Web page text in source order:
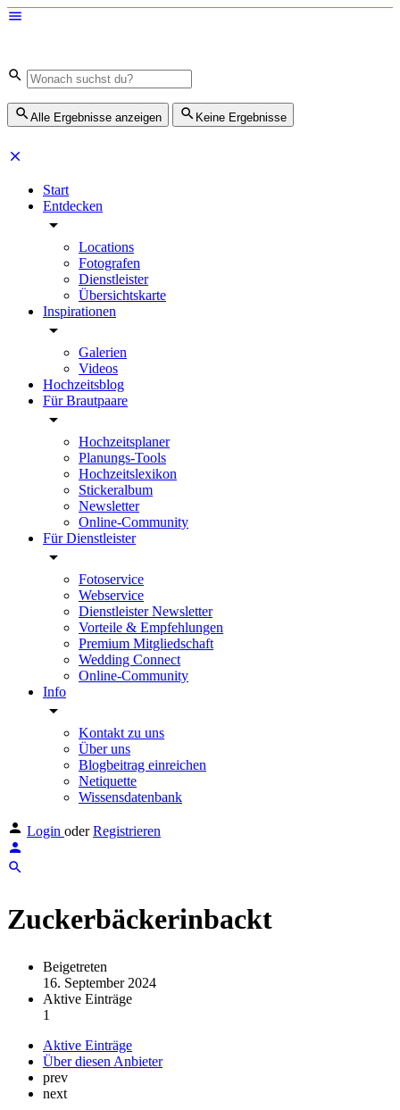
Alle Ergebnisse anzeigen Keine Ergebnisse
Start
Entdecken
Locations
Fotografen
Dienstleister
Übersichtskarte
Inspirationen
Galerien
Videos
Hochzeitsblog
Für Brautpaare
Hochzeitsplaner
Planungs-Tools
Hochzeitslexikon
Stickeralbum
Newsletter
Online-Community
Für Dienstleister
Fotoservice
Webservice
Dienstleister Newsletter
Vorteile & Empfehlungen
Premium Mitgliedschaft
Wedding Connect
Online-Community
Info
Kontakt zu uns
Über uns
Blogbeitrag einreichen
Netiquette
Wissensdatenbank
Login oder Registrieren
Zuckerbäckerinbackt
Beigetreten
16. September 2024
Aktive Einträge
1
Aktive Einträge
Über diesen Anbieter
prev
next